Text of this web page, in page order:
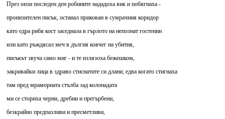
През онзи последен ден робините нададоха вик и побягнаха -
пронизителен писък, останал прикован в сумрачния коридор
като едра рибя кост заседнала в гърлото на непознат гостенин
или като ръждясал меч в дългия ковчег на убития,
писъкът звуча само миг - и те излязоха бежешком,
закривайки лица в здраво стиснатите си длани; едва когато стигнаха
там пред мраморната стълба зад колонадата
ми се сториха черни, дребни и прегърбени,
безкрайно предпазливи и пресметливи,